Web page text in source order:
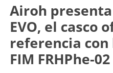
Airoh
EVO, el casco
referencia
FIM FRHPhe-02